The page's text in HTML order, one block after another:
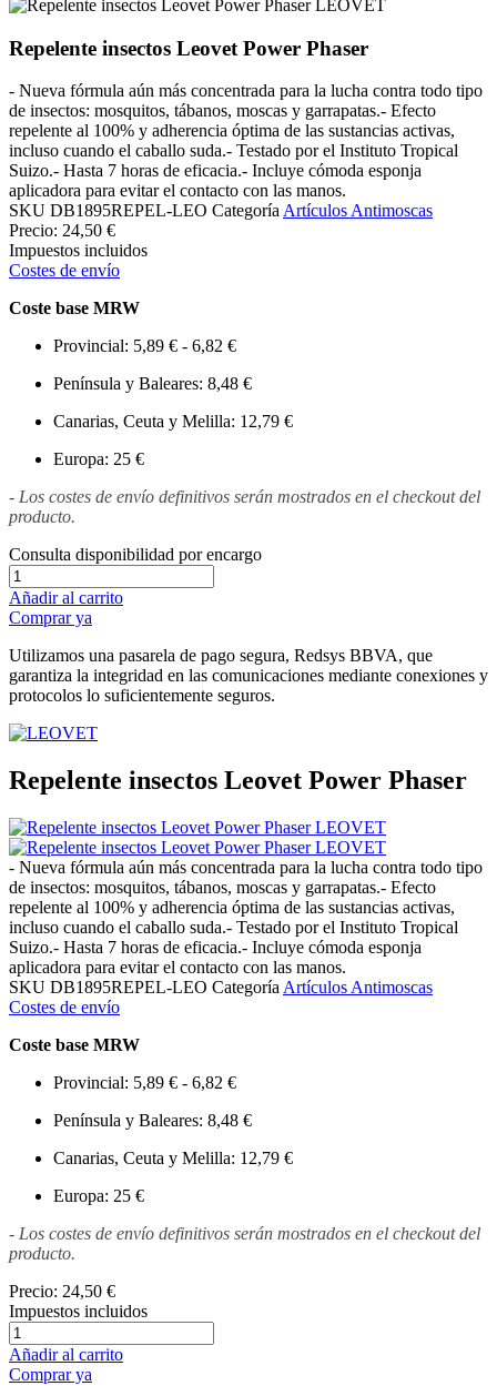
Repelente insectos Leovet Power Phaser
- Nueva fórmula aún más concentrada para la lucha contra todo tipo
de insectos: mosquitos, tábanos, moscas y garrapatas.- Efecto
repelente al 100% y adherencia óptima de las sustancias activas,
incluso cuando el caballo suda.- Testado por el Instituto Tropical
Suizo.- Hasta 7 horas de eficacia.- Incluye cómoda esponja
aplicadora para evitar el contacto con las manos.
SKU DB1895REPEL-LEO CategoríaArtículos Antimoscas
Precio: 24,50 €
Impuestos incluidos
Costes de envío
Coste base MRW
Provincial: 5,89 € - 6,82 €
Península y Baleares: 8,48 €
Canarias, Ceuta y Melilla: 12,79 €
Europa: 25 €
- Los costes de envío definitivos serán mostrados en el checkout del
producto.
Consulta disponibilidad por encargo
Añadir al carrito
Comprar ya
Utilizamos una pasarela de pago segura, Redsys BBVA, que
garantiza la integridad en las comunicaciones mediante conexiones y
protocolos lo suficientemente seguros.
Repelente insectos Leovet Power Phaser
- Nueva fórmula aún más concentrada para la lucha contra todo tipo
de insectos: mosquitos, tábanos, moscas y garrapatas.- Efecto
repelente al 100% y adherencia óptima de las sustancias activas,
incluso cuando el caballo suda.- Testado por el Instituto Tropical
Suizo.- Hasta 7 horas de eficacia.- Incluye cómoda esponja
aplicadora para evitar el contacto con las manos.
SKU DB1895REPEL-LEO Categoría Artículos Antimoscas
Costes de envío
Coste base MRW
Provincial: 5,89 € - 6,82 €
Península y Baleares: 8,48 €
Canarias, Ceuta y Melilla: 12,79 €
Europa: 25 €
- Los costes de envío definitivos serán mostrados en el checkout del
producto.
Precio: 24,50 €
Impuestos incluidos
Añadir al carrito
Comprar ya